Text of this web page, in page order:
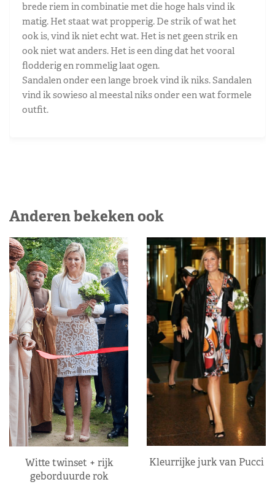
brede riem in combinatie met die hoge hals vind ik
matig. Het staat wat propperig. De strik of wat het
ook is, vind ik niet echt wat. Het is net geen strik en
ook niet wat anders. Het is een ding dat het vooral
flodderig en rommelig laat ogen.
Sandalen onder een lange broek vind ik niks. Sandalen
vind ik sowieso al meestal niks onder een wat formele
outfit.
Anderen bekeken ook
Witte twinset + rijk
geborduurde rok
Kleurrijke jurk van Pucci